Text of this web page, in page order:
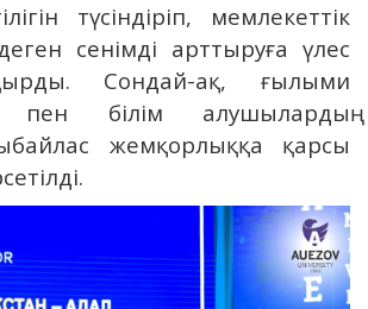
түсіндіріп, мемлекеттік
сенімді арттыруға үлес
Сондай-ақ, ғылыми
пен білім алушылардың
жемқорлыққа қарсы